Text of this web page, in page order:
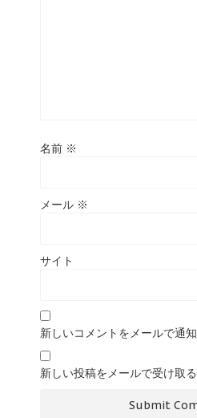
名前 ※
メール ※
サイト
新しいコメントをメールで通知
新しい投稿をメールで受け取る